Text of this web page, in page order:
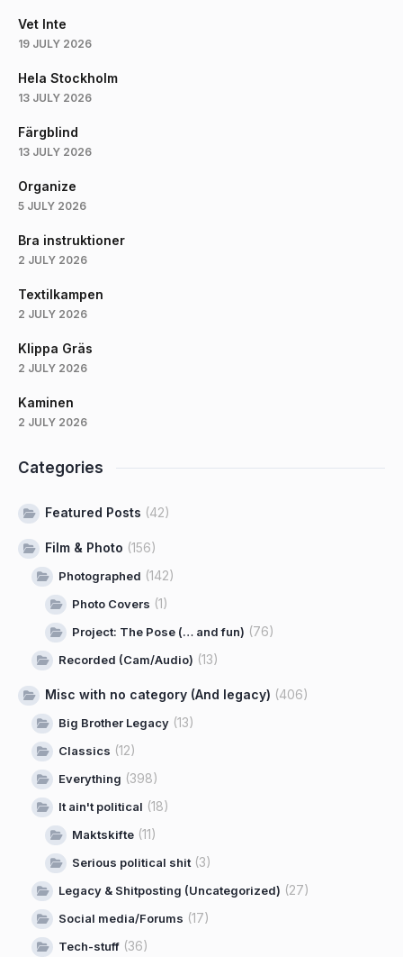
Vet Inte
19 JULY 2026
Hela Stockholm
13 JULY 2026
Färgblind
13 JULY 2026
Organize
5 JULY 2026
Bra instruktioner
2 JULY 2026
Textilkampen
2 JULY 2026
Klippa Gräs
2 JULY 2026
Kaminen
2 JULY 2026
Categories
Featured Posts (42)
Film & Photo (156)
Photographed (142)
Photo Covers (1)
Project: The Pose (… and fun) (76)
Recorded (Cam/Audio) (13)
Misc with no category (And legacy) (406)
Big Brother Legacy (13)
Classics (12)
Everything (398)
It ain't political (18)
Maktskifte (11)
Serious political shit(3)
Legacy & Shitposting (Uncategorized) (27)
Social media/Forums (17)
Tech-stuff (36)